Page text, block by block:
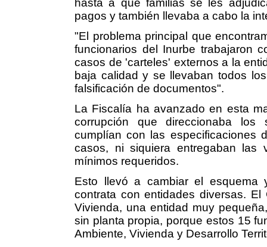
hasta a qué familias se les
pagos y también llevaba a cabo la
"El problema principal que
funcionarios del Inurbe trabajaron
casos de 'carteles' externos a la
baja calidad y se llevaban todos
falsificación de documentos".
La Fiscalía ha avanzado en esta
corrupción que direccionaba
cumplían con las especificaciones
casos, ni siquiera entregaban las
mínimos requeridos.
Esto llevó a cambiar el
contrata con entidades diversas.
Vivienda, una entidad muy
sin planta propia, porque estos 15
Ambiente, Vivienda y Desarrollo